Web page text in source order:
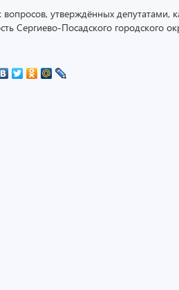
утверждённых депутатами,
Сергиево-Посадского городского